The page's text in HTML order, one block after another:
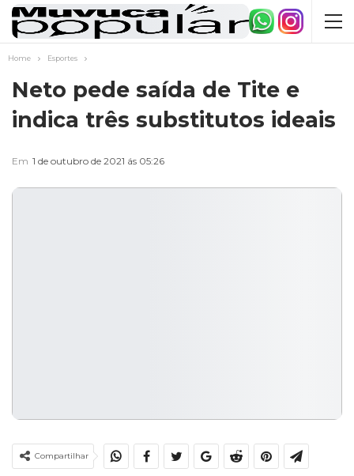
Home Esportes
Neto pede saída de Tite e
indica três substitutos ideais
Em 1 de outubro de 2021 ás 05:26
Compartilhar